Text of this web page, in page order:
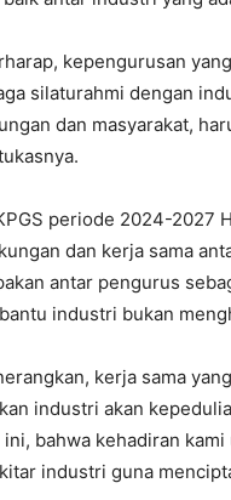
kepengurusan
silaturahmi dengan
dan masyarakat,
periode 2024-2027
dan kerja sama
antar pengurus
industri bukan
kerja sama
industri akan
ini, bahwa kehadiran
industri guna